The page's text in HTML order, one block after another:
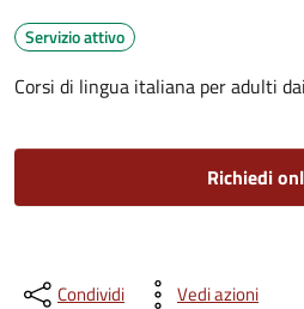
Servizio attivo
Corsi di lingua italiana per adulti
Richiedi
Condividi Vedi azioni